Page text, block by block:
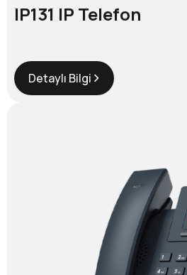
IP131 IP Telefon
Detaylı Bilgi